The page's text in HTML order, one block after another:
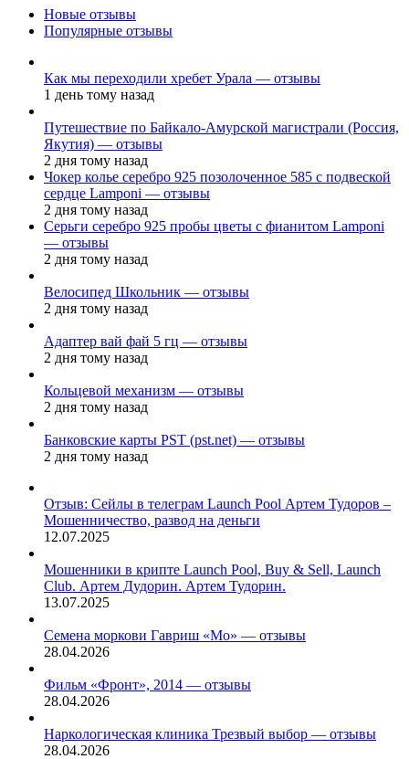
Новые отзывы
Популярные отзывы
Как мы переходили хребет Урала — отзывы
1 день тому назад
Путешествие по Байкало-Амурской магистрали (Россия,
Якутия) — отзывы
2 дня тому назад
Чокер колье серебро 925 позолоченное 585 с подвеской
сердце Lamponi — отзывы
2 дня тому назад
Серьги серебро 925 пробы цветы с фианитом Lamponi
— отзывы
2 дня тому назад
Велосипед Школьник — отзывы
2 дня тому назад
Адаптер вай фай 5 гц — отзывы
2 дня тому назад
Кольцевой механизм — отзывы
2 дня тому назад
Банковские карты PST (pst.net) — отзывы
2 дня тому назад
Отзыв: Сейлы в телеграм Launch Pool Артем Тудоров –
Мошенничество, развод на деньги
12.07.2025
Мошенники в крипте Launch Pool, Buy & Sell, Launch
Club. Артем Дудорин. Артем Тудорин.
13.07.2025
Семена моркови Гавриш «Мо» — отзывы
28.04.2026
Фильм «Фронт», 2014 — отзывы
28.04.2026
Наркологическая клиника Трезвый выбор — отзывы
28.04.2026